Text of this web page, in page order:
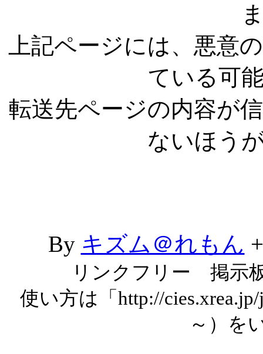
上記ページには、悪意
ている可
転送先ページの内容が
ないほう
By キズム＠れもん
リンクフリー 掲示
使い方は「http://
～）を